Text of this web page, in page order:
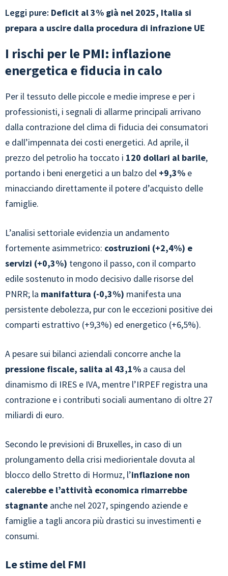
Leggi pure: Deficit al 3% già nel 2025, Italia si
prepara a uscire dalla procedura di infrazione UE
I rischi per le PMI: inflazione
energetica e fiducia in calo
Per il tessuto delle piccole e medie imprese e per i
professionisti, i segnali di allarme principali arrivano
dalla contrazione del clima di fiducia dei consumatori
e dall’impennata dei costi energetici. Ad aprile, il
prezzo del petrolio ha toccato i 120 dollari al barile,
portando i beni energetici a un balzo del +9,3% e
minacciando direttamente il potere d’acquisto delle
famiglie.
L’analisi settoriale evidenzia un andamento
fortemente asimmetrico: costruzioni (+2,4%) e
servizi (+0,3%) tengono il passo, con il comparto
edile sostenuto in modo decisivo dalle risorse del
PNRR; la manifattura (-0,3%) manifesta una
persistente debolezza, pur con le eccezioni positive dei
comparti estrattivo (+9,3%) ed energetico (+6,5%).
A pesare sui bilanci aziendali concorre anche la
pressione fiscale, salita al 43,1% a causa del
dinamismo di IRES e IVA, mentre l’IRPEF registra una
contrazione e i contributi sociali aumentano di oltre 27
miliardi di euro.
Secondo le previsioni di Bruxelles, in caso di un
prolungamento della crisi mediorientale dovuta al
blocco dello Stretto di Hormuz, l’inflazione non
calerebbe e l’attività economica rimarrebbe
stagnante anche nel 2027, spingendo aziende e
famiglie a tagli ancora più drastici su investimenti e
consumi.
Le stime del FMI